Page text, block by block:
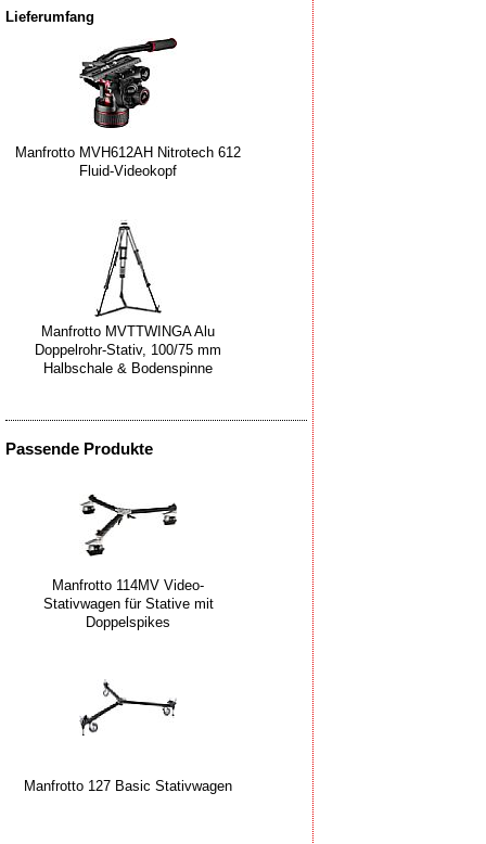
Lieferumfang
Manfrotto MVH612AH Nitrotech 612
Fluid-Videokopf
Manfrotto MVTTWINGA Alu
Doppelrohr-Stativ, 100/75 mm
Halbschale & Bodenspinne
Passende Produkte
Manfrotto 114MV Video-
Stativwagen für Stative mit
Doppelspikes
Manfrotto 127 Basic Stativwagen